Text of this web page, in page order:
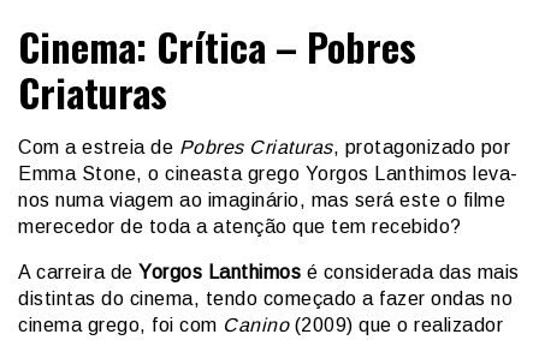
Central Comics
Cinema: Crítica – Pobres
Criaturas
Com a estreia de Pobres Criaturas, protagonizado por
Emma Stone, o cineasta grego Yorgos Lanthimos leva-
nos numa viagem ao imaginário, mas será este o filme
merecedor de toda a atenção que tem recebido?
A carreira de Yorgos Lanthimos é considerada das mais
distintas do cinema, tendo começado a fazer ondas no
cinema grego, foi com Canino(2009) que o realizador